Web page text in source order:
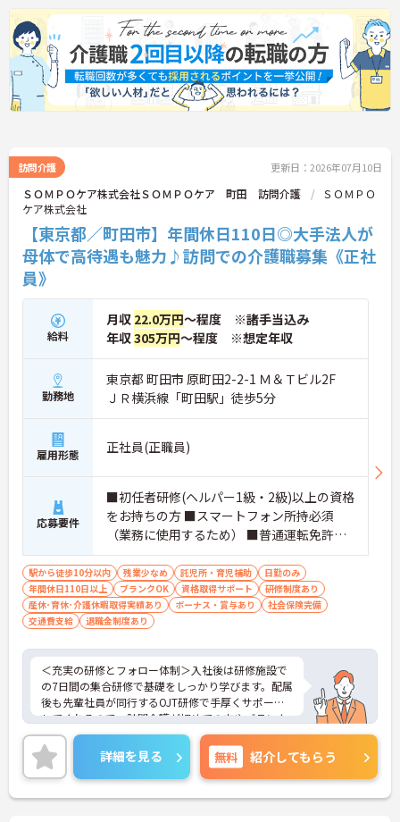
訪問介護 更新日：2026年07月10日
ＳＯＭＰＯケア株式会社ＳＯＭＰＯケア 町田 訪問介護
ＳＯＭＰＯ
ケア株式会社
【東京都／町田市】年間休日110日◎大手法人が
母体で高待遇も魅力♪訪問での介護職募集《正社
員》
給料
月収 22.0万円～程度 ※諸手当込み
年収305万円～程度 ※想定年収
勤務地
東京都 町田市 原町田2-2-1 Ｍ＆Ｔビル2F
ＪＲ横浜線「町田駅」徒歩5分
雇用形態 正社員(正職員)
応募要件
■初任者研修(ヘルパー1級・2級)以上の資格
をお持ちの方 ■スマートフォン所持必須
（業務に使用するため） ■普通運転免許必
須（AT可） ※ブランク可
駅から徒歩10分以内 残業少なめ 託児所・育児補助
日勤のみ
年間休日110日以上
ブランクOK 資格取得サポート
研修制度あり
産休･育休･介護休暇取得実績あり
ボーナス・賞与あり
社会保険完備
交通費支給
退職金制度あり
＜充実の研修とフォロー体制＞入社後は研修施設で
の7日間の集合研修で基礎をしっかり学びます。配属
後も先輩社員が同行するOJT研修で手厚くサポート
してくれるので、訪問介護が初めての方やブランク
がある方も安心してスタートできます。定期的なフ
ォローアップ研修もあり、日々の業務で生まれた不
安や悩みを解消しながら、着実に成長していける職
場です。
＜幅広い世代が在籍♪＞若手から60代のベテランま
詳細を見る 無料 紹介してもらう